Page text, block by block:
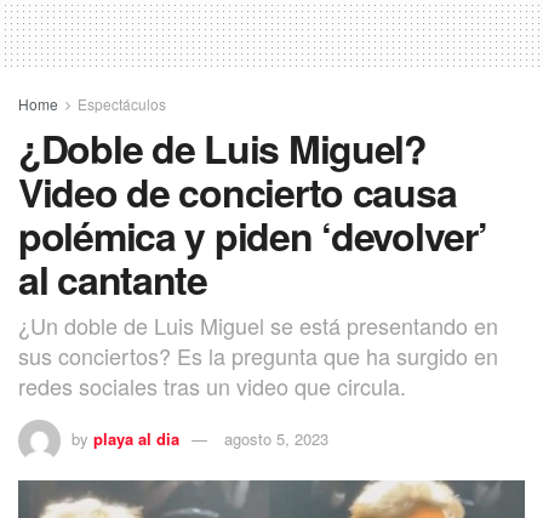
Home Espectáculos
¿Doble de Luis Miguel?
Video de concierto causa
polémica y piden ‘devolver’
al cantante
¿Un doble de Luis Miguel se está presentando en
sus conciertos? Es la pregunta que ha surgido en
redes sociales tras un video que circula.
by playa al dia agosto 5, 2023